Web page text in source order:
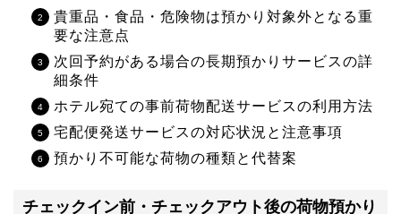
貴重品・食品・危険物は預かり対象外となる重
要な注意点
次回予約がある場合の長期預かりサービスの詳
細条件
ホテル宛ての事前荷物配送サービスの利用方法
宅配便発送サービスの対応状況と注意事項
預かり不可能な荷物の種類と代替案
チェックイン前・チェックアウト後の荷物預かり